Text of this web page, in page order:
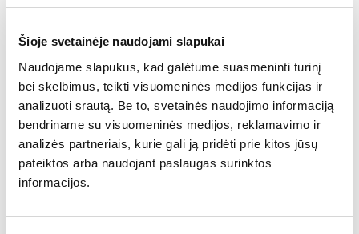
Šioje svetainėje naudojami slapukai
Naudojame slapukus, kad galėtume suasmeninti turinį
bei skelbimus, teikti visuomeninės medijos funkcijas ir
analizuoti srautą. Be to, svetainės naudojimo informaciją
bendriname su visuomeninės medijos, reklamavimo ir
analizės partneriais, kurie gali ją pridėti prie kitos jūsų
pateiktos arba naudojant paslaugas surinktos
informacijos.
Savarankiško veikimo sensorius
Keičiama ortakio išvedimo kryptis
Yra
Prietaiso valdymas programėle
Nėra
Minimalus galingumas (m3/h, pagal IEC
61591)
288
Maksimalus galingumas (m3/h, pagal IEC
61591)
603